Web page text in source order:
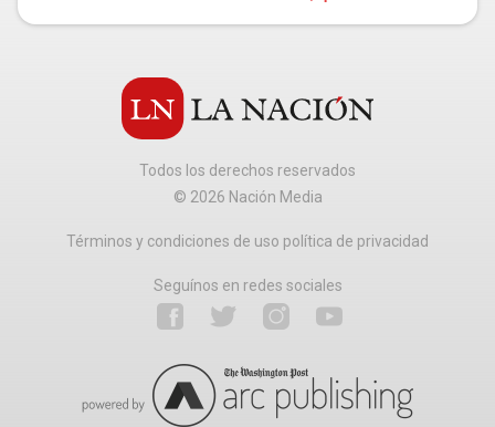
Todos los derechos reservados
© 2026 Nación Media
Términos y condiciones de uso política de privacidad
Seguínos en redes sociales